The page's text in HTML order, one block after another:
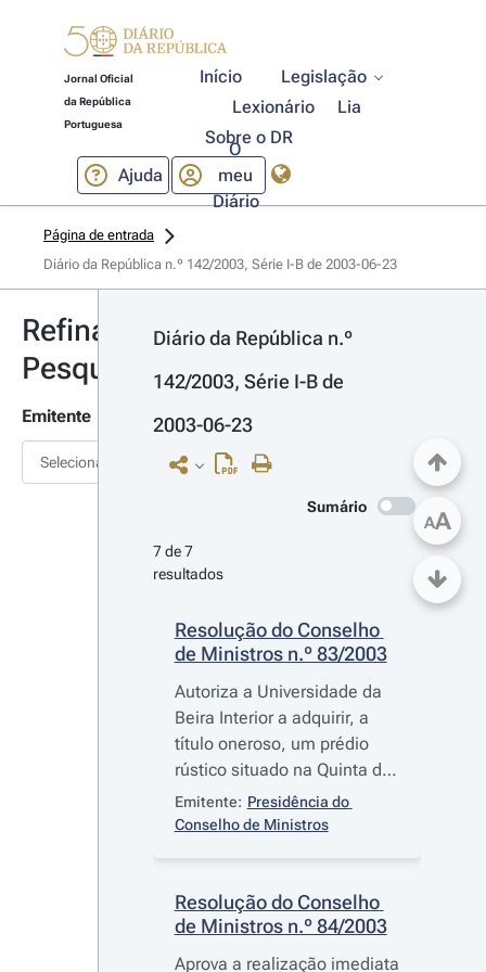
Jornal Oficial
da República
Portuguesa
Início
Legislação
Lexionário
Lia
Sobre o DR
Ajuda
O
meu
Diário
Página de entrada
Diário da República n.º 142/2003, Série I-B de 2003-06-23
Refinar
Pesquisa
Emitente
Selecionar
Diário da República n.º
142/2003, Série I-B de
2003-06-23
Sumário
7 de 7
resultados
Resolução do Conselho
de Ministros n.º 83/2003
Autoriza a Universidade da
Beira Interior a adquirir, a
título oneroso, um prédio
rústico situado na Quinta da
Grila, freguesia de Santa
Maria, concelho da Covilhã
Emitente: Presidência do
Conselho de Ministros
Resolução do Conselho
de Ministros n.º 84/2003
Aprova a realização imediata
AA